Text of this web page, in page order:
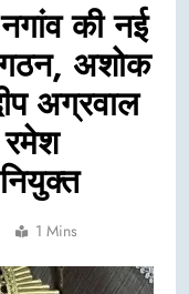
की नई
गठन, अशोक
अग्रवाल
1 Mins